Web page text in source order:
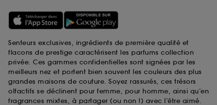
Senteurs exclusives, ingrédients de première qualité et
flacons de prestige caractérisent les parfums collection
privée. Ces gammes confidentielles sont signées par les
meilleurs nez et portent bien souvent les couleurs des plus
grandes maisons de couture. Soyez rassurés, ces trésors
olfactifs se déclinent pour femme, pour homme, ainsi qu’en
fragrances mixtes, à partager (ou non !) avec l’être aimé.